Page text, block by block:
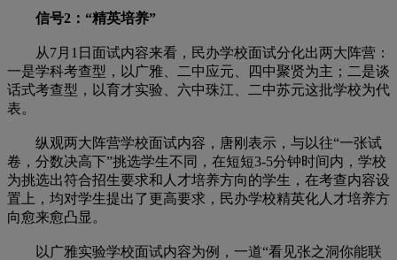
信号2：“精英培养”
从7月1日面试内容来看，民办学校面试分化出两大阵营：
一是学科考查型，以广雅、二中应元、四中聚贤为主；二是谈
话式考查型，以育才实验、六中珠江、二中苏元这批学校为代
表。
纵观两大阵营学校面试内容，唐刚表示，与以往“一张试
卷，分数决高下”挑选学生不同，在短短3-5分钟时间内，学校
为挑选出符合招生要求和人才培养方向的学生，在考查内容设
置上，均对学生提出了更高要求，民办学校精英化人才培养方
向愈来愈凸显。
以广雅实验学校面试内容为例，一道“看见张之洞你能联